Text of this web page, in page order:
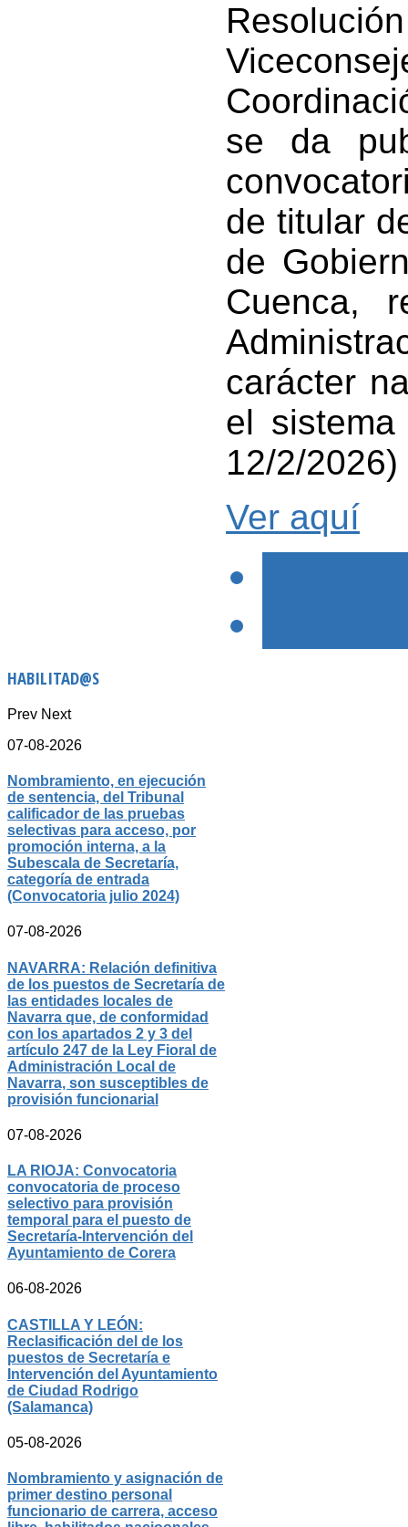
se da
de titular
de
Cuenca,
carácter
el
12/2/2026)
Ver aquí
HABILITAD@S
Prev Next
07-08-2026
Nombramiento, en ejecución
de sentencia, del Tribunal
calificador de las pruebas
selectivas para acceso, por
promoción interna, a la
Subescala de Secretaría,
categoría de entrada
(Convocatoria julio 2024)
07-08-2026
NAVARRA: Relación definitiva
de los puestos de Secretaría de
las entidades locales de
Navarra que, de conformidad
con los apartados 2 y 3 del
artículo 247 de la Ley Fioral de
Administración Local de
Navarra, son susceptibles de
provisión funcionarial
07-08-2026
LA RIOJA: Convocatoria
convocatoria de proceso
selectivo para provisión
temporal para el puesto de
Secretaría-Intervención del
Ayuntamiento de Corera
06-08-2026
CASTILLA Y LEÓN:
Reclasificación del de los
puestos de Secretaría e
Intervención del Ayuntamiento
de Ciudad Rodrigo
(Salamanca)
05-08-2026
Nombramiento y asignación de
primer destino personal
funcionario de carrera, acceso